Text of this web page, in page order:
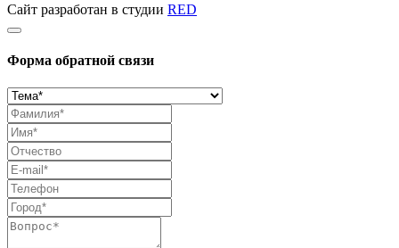
Сайт разработан в студии RED
Форма обратной связи